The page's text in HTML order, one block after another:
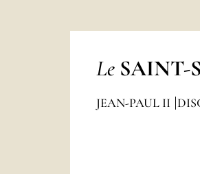
Le SAINT-
JEAN-PAUL II